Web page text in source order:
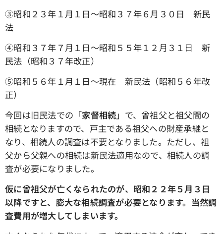
③昭和２３年１月１日～昭和３７年６月３０日 新民
法
④昭和３７年７月１日～昭和５５年１２月３１日 新
民法（昭和３７年改正）
➄昭和５６年１月１日～現在 新民法（昭和５６年改
正）
今回は旧民法での「家督相続」で、曾祖父と祖父間の
相続となりますので、戸主である祖父への財産承継と
なり、相続人の調査は不要となりました。ただし、祖
父から父親への相続は新民法適用なので、相続人の調
査が必要になりました。
仮に曾祖父が亡くなられたのが、昭和２２年５月３日
以降ですと、膨大な相続調査が必要となります。当然調
査費用が増大してしまいます。